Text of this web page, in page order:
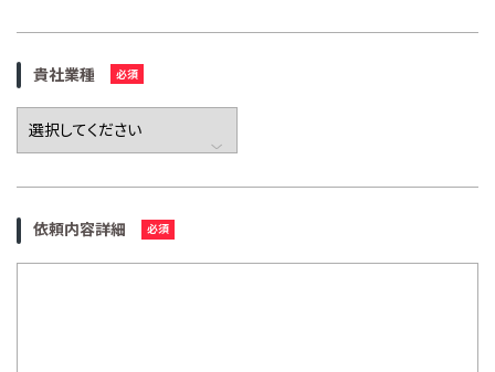
貴社業種
依頼内容詳細